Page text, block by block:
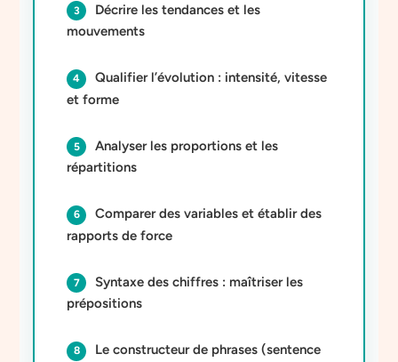
Décrire les tendances et les
mouvements
Qualifier l’évolution : intensité, vitesse
et forme
Analyser les proportions et les
répartitions
Comparer des variables et établir des
rapports de force
Syntaxe des chiffres : maîtriser les
prépositions
Le constructeur de phrases (sentence